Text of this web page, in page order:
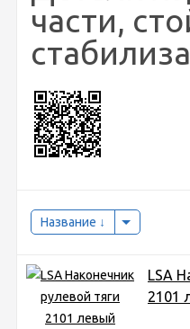
части,
Название
LSA
2101